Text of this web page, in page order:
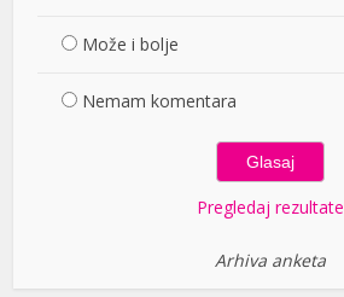
Može i bolje
Nemam komentara
Pregledaj rezultate
Arhiva anketa